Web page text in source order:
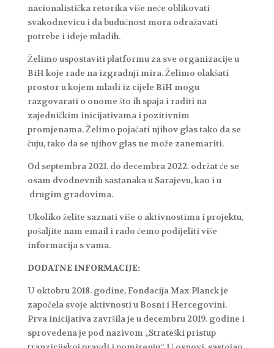
nacionalistička retorika više neće oblikovati
svakodnevicu i da budućnost mora odražavati
potrebe i ideje mladih.
Želimo uspostaviti platformu za sve organizacije u
BiH koje rade na izgradnji mira. Želimo olakšati
prostor u kojem mladi iz cijele BiH mogu
razgovarati o onome što ih spaja i raditi na
zajedničkim inicijativama i pozitivnim
promjenama. Želimo pojačati njihov glas tako da se
čuju, tako da se njihov glas ne može zanemariti.
Od septembra 2021. do decembra 2022. održat će se
osam dvodnevnih sastanaka u Sarajevu, kao i u
drugim gradovima.
Ukoliko želite saznati više o aktivnostima i projektu,
pošaljite nam email i rado ćemo podijeliti više
informacija s vama.
DODATNE INFORMACIJE:
U oktobru 2018. godine, Fondacija Max Planck je
započela svoje aktivnosti u Bosni i Hercegovini.
Prva inicijativa završila je u decembru 2019. godine i
sprovedena je pod nazivom „Strateški pristup